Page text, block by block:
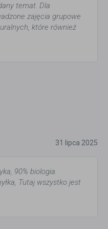
temat. Dla
zajęcia grupowe
które również
31 lipca 2025
90% biologia.
Tutaj wszystko jest